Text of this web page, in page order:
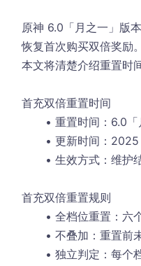
原神 6.0「月之一」版
恢复首次购买双倍奖励。
本文将清楚介绍重置时
首充双倍重置时间
重置时间 ：6.0
更新时间 ：
生效方式：维护
首充双倍重置规则
全档位重置 ：
不叠加 ：重置前
独立判定 ：每个